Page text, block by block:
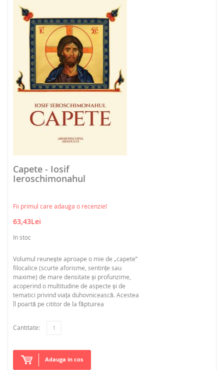
Capete - Iosif
Ieroschimonahul
Fii primul care adauga o recenzie!
63,43Lei
In stoc
Volumul reunește aproape o mie de „capete”
filocalice (scurte aforisme, sentințe sau
maxime) de mare densitate și profunzime,
acoperind o multitudine de aspecte și de
tematici privind viața duhovnicească. Acestea
îl poartă pe cititor de la făptuirea
Cantitate:
Adauga in cos